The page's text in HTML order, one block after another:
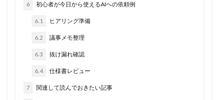
6 初心者が今日から使えるAIへの依頼例
6.1 ヒアリング準備
6.2 議事メモ整理
6.3 抜け漏れ確認
6.4 仕様書レビュー
7 関連して読んでおきたい記事